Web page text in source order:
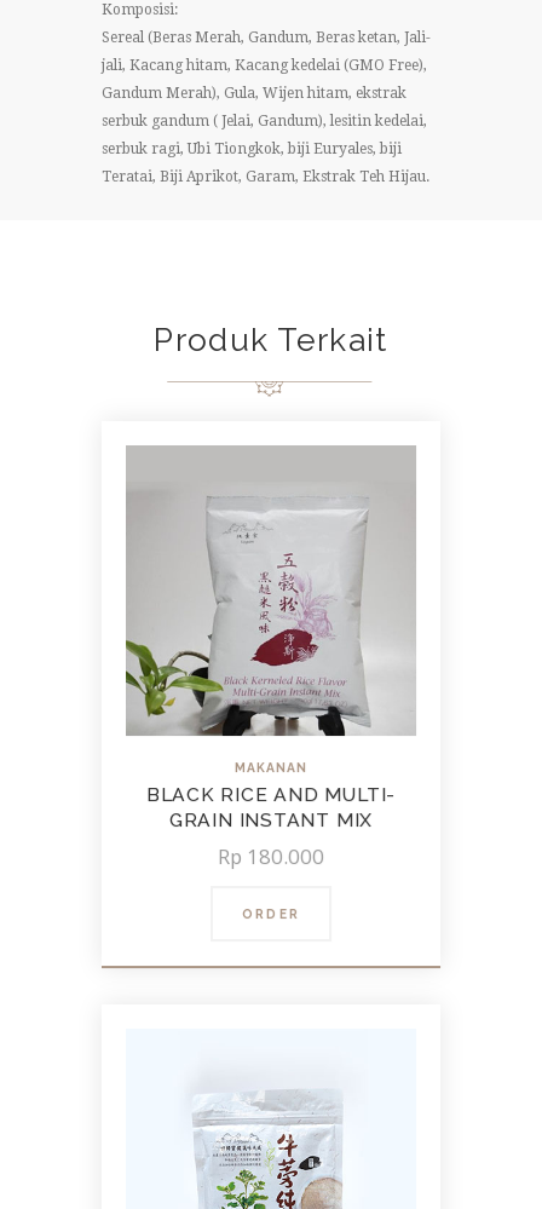
Komposisi:
Sereal (Beras Merah, Gandum, Beras ketan, Jali-
jali, Kacang hitam, Kacang kedelai (GMO Free),
Gandum Merah), Gula, Wijen hitam, ekstrak
serbuk gandum ( Jelai, Gandum), lesitin kedelai,
serbuk ragi, Ubi Tiongkok, biji Euryales, biji
Teratai, Biji Aprikot, Garam, Ekstrak Teh Hijau.
Produk Terkait
MAKANAN
BLACK RICE AND MULTI-
GRAIN INSTANT MIX
Rp 180.000
ORDER